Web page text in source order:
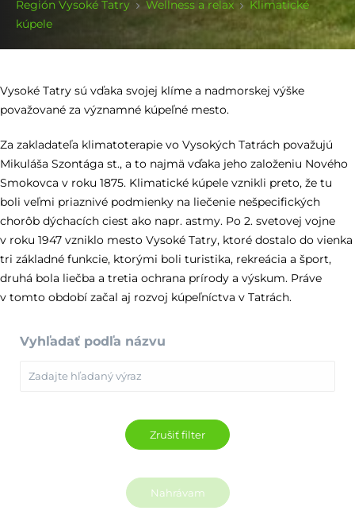
Región Vysoké Tatry Wellness a relax
Klimatické
kúpele
Vysoké Tatry sú vďaka svojej klíme a nadmorskej výške
považované za významné kúpeľné mesto.
Za zakladateľa klimatoterapie vo Vysokých Tatrách považujú
Mikuláša Szontága st., a to najmä vďaka jeho založeniu Nového
Smokovca v roku 1875. Klimatické kúpele vznikli preto, že tu
boli veľmi priaznivé podmienky na liečenie nešpecifických
chorôb dýchacích ciest ako napr. astmy. Po 2. svetovej vojne
v roku 1947 vzniklo mesto Vysoké Tatry, ktoré dostalo do vienka
tri základné funkcie, ktorými boli turistika, rekreácia a šport,
druhá bola liečba a tretia ochrana prírody a výskum. Práve
v tomto období začal aj rozvoj kúpeľníctva v Tatrách.
Vyhľadať podľa názvu
Nahrávam